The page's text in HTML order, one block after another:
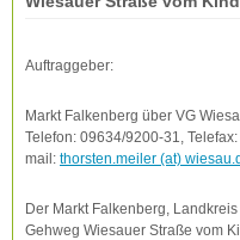
Auftraggeber:
Markt Falkenberg über VG
Telefon: 09634/9200-31,
mail: thorsten.meiler (at)
Der Markt Falkenberg,
Gehweg Wiesauer Straße vom